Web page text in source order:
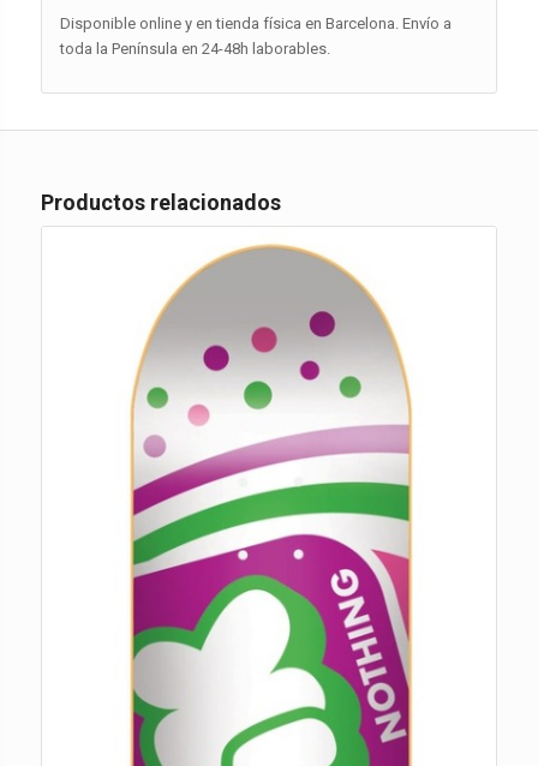
Disponible online y en tienda física en Barcelona. Envío a
toda la Península en 24-48h laborables.
Productos relacionados